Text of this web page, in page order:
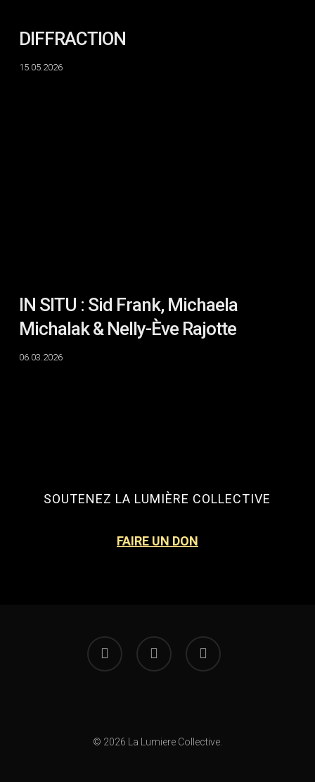
DIFFRACTION
15.05.2026
IN SITU : Sid Frank, Michaela
Michalak & Nelly-Ève Rajotte
06.03.2026
SOUTENEZ LA LUMIÈRE COLLECTIVE
FAIRE UN DON
facebook instagram email
© 2026 La Lumiere Collective.